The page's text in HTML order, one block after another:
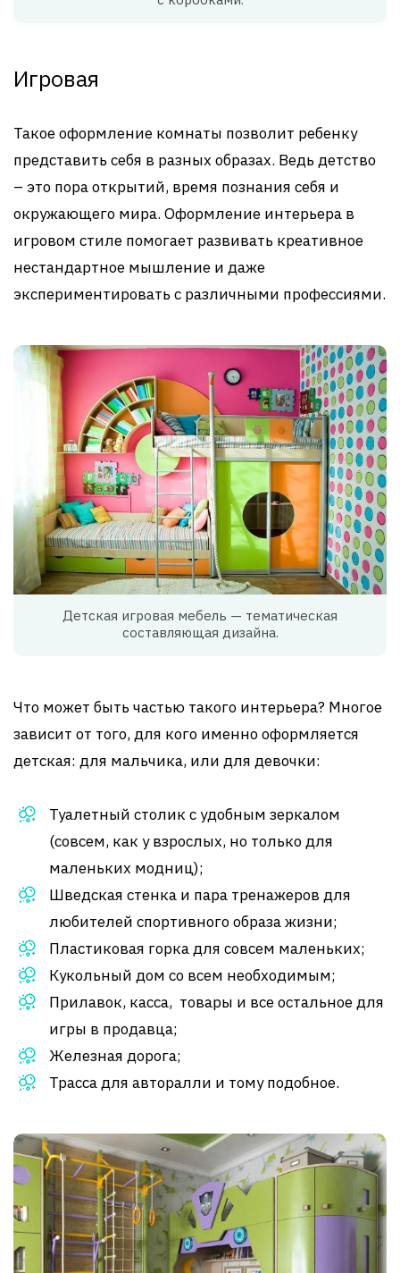
Игровая
Такое оформление комнаты позволит ребенку
представить себя в разных образах. Ведь детство
– это пора открытий, время познания себя и
окружающего мира. Оформление интерьера в
игровом стиле помогает развивать креативное
нестандартное мышление и даже
экспериментировать с различными профессиями.
Детская игровая мебель — тематическая
составляющая дизайна.
Что может быть частью такого интерьера? Многое
зависит от того, для кого именно оформляется
детская: для мальчика, или для девочки:
Туалетный столик с удобным зеркалом
(совсем, как у взрослых, но только для
маленьких модниц);
Шведская стенка и пара тренажеров для
любителей спортивного образа жизни;
Пластиковая горка для совсем маленьких;
Кукольный дом со всем необходимым;
Прилавок, касса, товары и все остальное для
игры в продавца;
Железная дорога;
Трасса для авторалли и тому подобное.